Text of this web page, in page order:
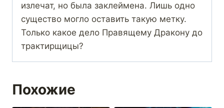
излечат, но была заклеймена. Лишь одно
существо могло оставить такую метку.
Только какое дело Правящему Дракону до
трактирщицы?
Похожие